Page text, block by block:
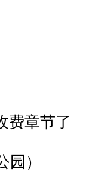
，是彩色
饰指挥官
费章节了
）